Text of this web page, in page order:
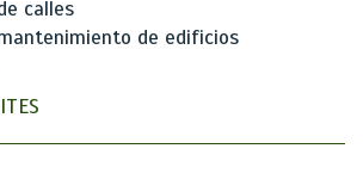
calles
de edificios